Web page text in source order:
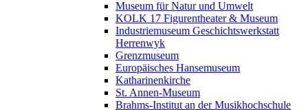
Museum für Natur und Umwelt
KOLK 17 Figurentheater & Museum
Industriemuseum Geschichtswerkstatt
Herrenwyk
Grenzmuseum
Europäisches Hansemuseum
Katharinenkirche
St. Annen-Museum
Brahms-Institut an der Musikhochschule